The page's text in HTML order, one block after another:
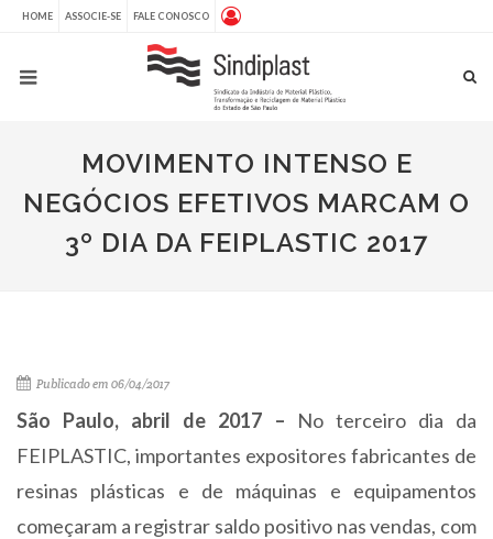
HOME ASSOCIE-SE FALE CONOSCO
MOVIMENTO INTENSO E
NEGÓCIOS EFETIVOS MARCAM O
3º DIA DA FEIPLASTIC 2017
Publicado em 06/04/2017
São Paulo, abril de 2017 – No terceiro dia da
FEIPLASTIC, importantes expositores fabricantes de
resinas plásticas e de máquinas e equipamentos
começaram a registrar saldo positivo nas vendas, com